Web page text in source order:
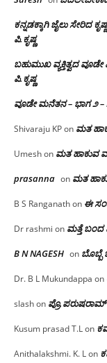
ಕನ್ನಡಕ್ಕಾಗಿ ಜೈಲು ಸೇರಿದ
ಪಿ.ಕೃಷ್ಣ
ಬಹುಮುಖ ವ್ಯಕ್ತಿತ್ವದ ವೂಡೇ
ಪಿ.ಕೃಷ್ಣ
ವೂಡೇ ಮನೆತನ – ಭಾಗ ೨ –
Shivaraju KPon ಮತ
Umeshon ಮತ ಹಾಕುವ
prasanna on ಮತ
B S Ranganathon ಈ
Dr rashmi on ಮತ್ತೆ ಬಂದ
B N NAGESH on ಬೊಬ್ಬೆ
Dr. B L Mukundappa on
slashon
Kusum prasad T.Lon
Anithalakshmi. K. Lon